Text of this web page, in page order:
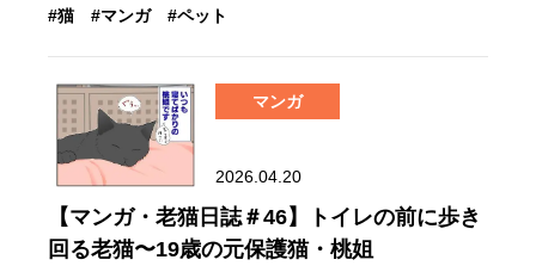
#猫 #マンガ #ペット
マンガ
2026.04.20
【マンガ・老猫日誌＃46】トイレの前に歩き
回る老猫〜19歳の元保護猫・桃姐